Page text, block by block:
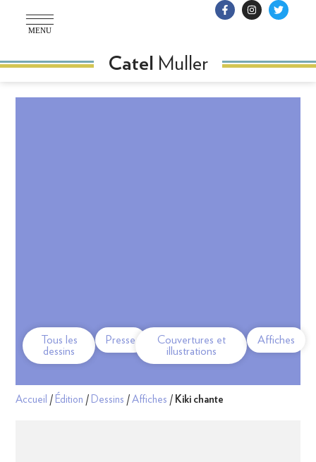
MENU
Catel Muller
Tous les
dessins
Presse
Couvertures et
illustrations
Affiches
Accueil / Édition / Dessins /Affiches / Kiki chante